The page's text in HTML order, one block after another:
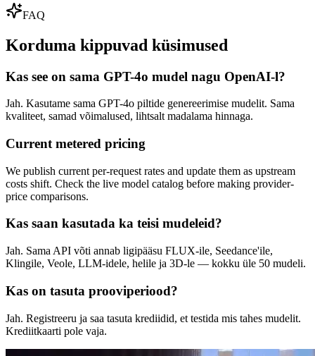
FAQ
Korduma kippuvad küsimused
Kas see on sama GPT-4o mudel nagu OpenAI-l?
Jah. Kasutame sama GPT-4o piltide genereerimise mudelit. Sama
kvaliteet, samad võimalused, lihtsalt madalama hinnaga.
Current metered pricing
We publish current per-request rates and update them as upstream
costs shift. Check the live model catalog before making provider-
price comparisons.
Kas saan kasutada ka teisi mudeleid?
Jah. Sama API võti annab ligipääsu FLUX-ile, Seedance'ile,
Klingile, Veole, LLM-idele, helile ja 3D-le — kokku üle 50 mudeli.
Kas on tasuta prooviperiood?
Jah. Registreeru ja saa tasuta krediidid, et testida mis tahes mudelit.
Krediitkaarti pole vaja.